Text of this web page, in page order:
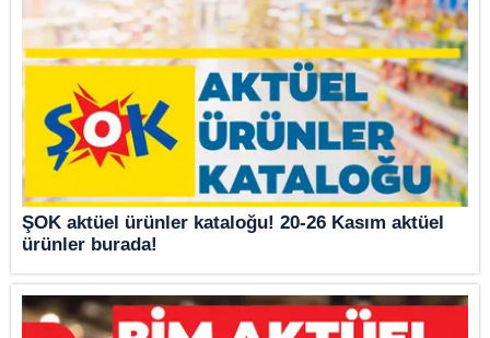
ŞOK aktüel ürünler kataloğu! 20-26 Kasım aktüel
ürünler burada!